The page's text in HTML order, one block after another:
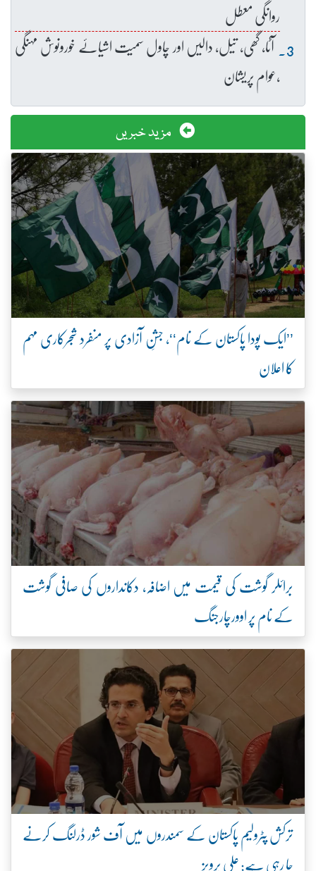
روانگی معطل
آٹا، گھی، تیل، دالیں اور چاول سمیت اشیائے خورونوش مہنگی
،عوام پریشان
مزید خبریں
’’ایک پودا پاکستان کے نام‘‘، جشنِ آزادی پر منفرد شجرکاری مہم
کا اعلان
برائلر گوشت کی قیمت میں اضافہ، دکانداروں کی صافی گوشت
کے نام پر اوورچارجنگ
ترکش پٹرولیم پاکستان کے سمندروں میں آف شور ڈرلنگ کرنے
جا رہی ہے: علی پرویز